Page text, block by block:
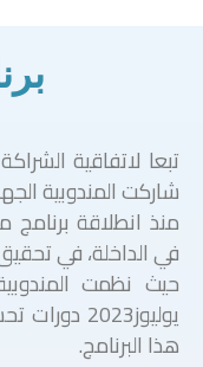
تبعا لاتفاقية
شاركت المندوبية
منذ انطلاقة
في الداخلة، في
هذا البرنامج.